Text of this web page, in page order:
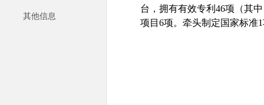
其他信息
台，拥有有效专利 46项（其
项目6项。牵头制定国家标准